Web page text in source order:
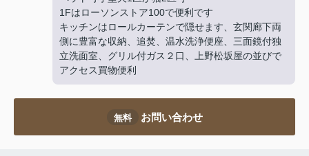
1Fはローソンストア100で便利です
キッチンはロールカーテンで隠せます、玄関廊下両
側に豊富な収納、追焚、温水洗浄便座、三面鏡付独
立洗面室、グリル付ガス２口、上野松坂屋の並びで
アクセス買物便利
無料 お問い合わせ